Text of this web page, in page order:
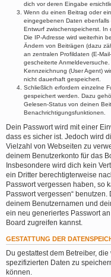
dich vor deren Eingabe
Wenn du einen Beitrag oder
eingegebenen Daten
Entwurf zwischenspeicherst.
Die IP-Adresse wird weiterhin
Ändern von Beiträgen (dazu
an zentralen Profildaten (E-
gescheiterte
Kennzeichnung (User Agent)
nicht dauerhaft gespeichert.
Schließlich erfordern einzelne
gespeichert werden. Dazu
Gelesen-Status von deinen
Benachrichtigungsfunktionen.
Dein Passwort wird mit einer
dass es sicher ist. Jedoch wird
Vielzahl von Webseiten zu
deinem Benutzerkonto für das
Insbesondere wird dich kein
ein Dritter berechtigterweise
Passwort vergessen haben, so
Passwort vergessen“
deinem Benutzernamen und
ein neu generiertes Passwort
Board zugreifen kannst.
GESTATTUNG DER
Du gestattest dem Betreiber,
spezifizierten Daten zu
können.